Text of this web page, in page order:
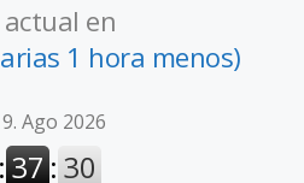
en
1 hora menos)